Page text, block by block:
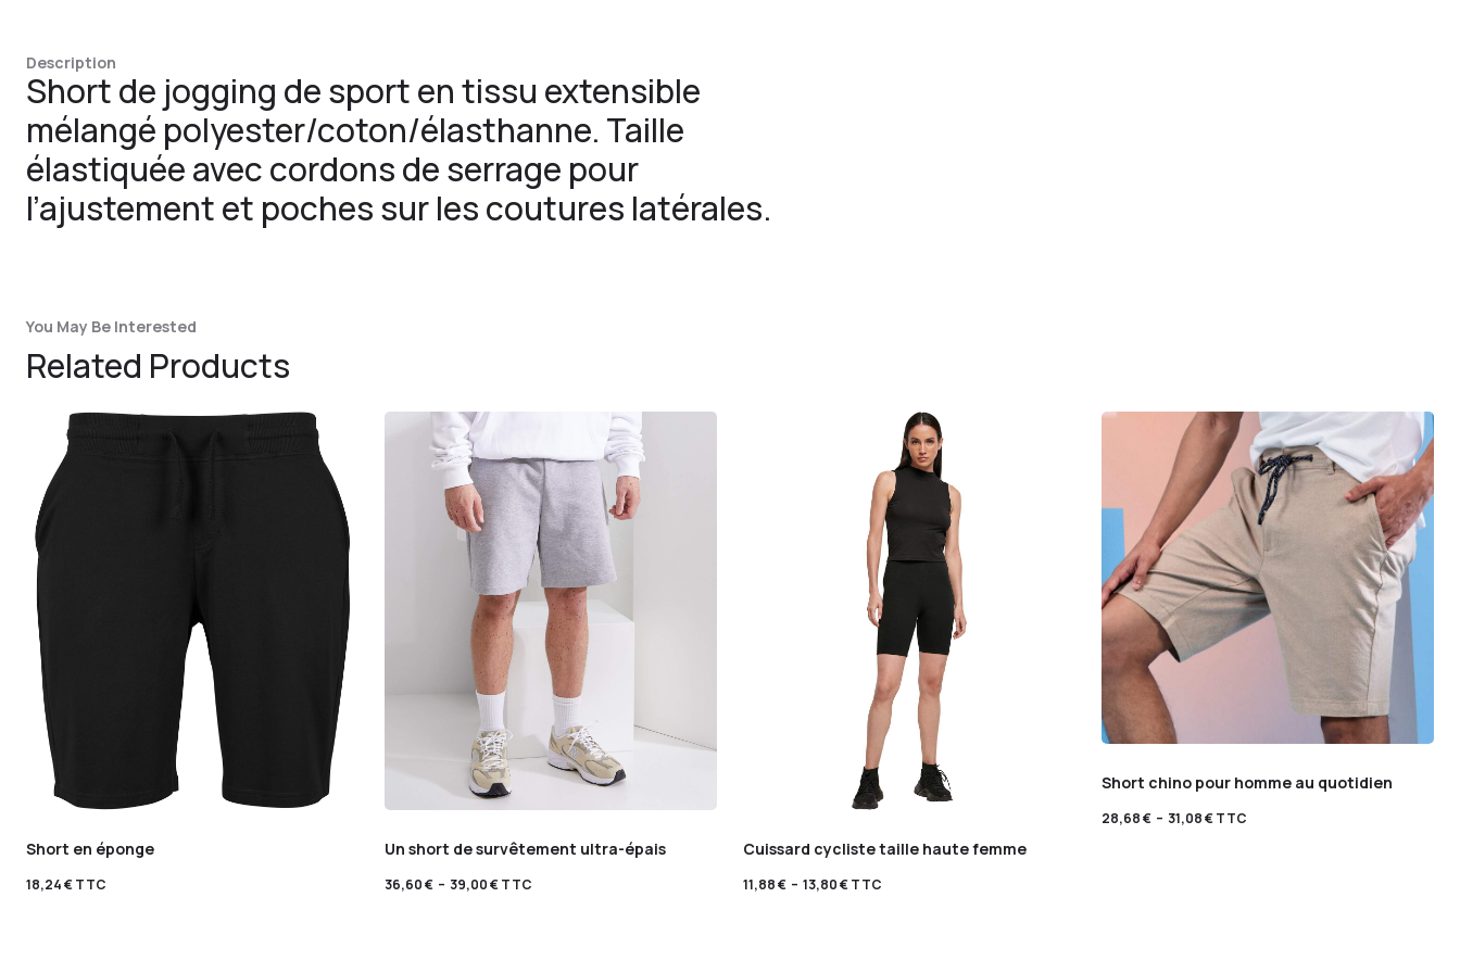
Description
Short de jogging de sport en tissu extensible
mélangé polyester/coton/élasthanne. Taille
élastiquée avec cordons de serrage pour
l’ajustement et poches sur les coutures latérales.
You May Be Interested
Related Products
Short en éponge
18,24€TTC
Un short de survêtement ultra-épais
36,60€ – 39,00€TTC
Cuissard cycliste taille haute femme
11,88€ – 13,80€TTC
Short chino pour homme au quotidien
28,68€ – 31,08€TTC